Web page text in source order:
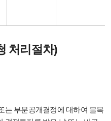
처리절차)
는 부분공개결정에 대하여 불복